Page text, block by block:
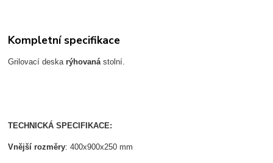
Kompletní specifikace
Grilovací deskarýhovanástolní.
TECHNICKÁ SPECIFIKACE:
Vnější rozměry: 400x900x250 mm